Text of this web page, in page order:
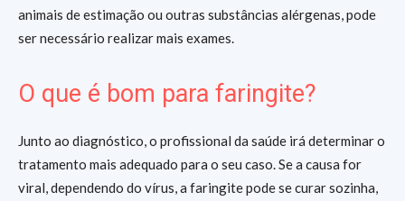
animais de estimação ou outras substâncias alérgenas, pode
ser necessário realizar mais exames.
O que é bom para faringite?
Junto ao diagnóstico, o profissional da saúde irá determinar o
tratamento mais adequado para o seu caso. Se a causa for
viral, dependendo do vírus, a faringite pode se curar sozinha,